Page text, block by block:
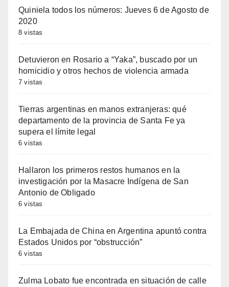
Quiniela todos los números: Jueves 6 de Agosto de
2020
8 vistas
Detuvieron en Rosario a “Yaka”, buscado por un
homicidio y otros hechos de violencia armada
7 vistas
Tierras argentinas en manos extranjeras: qué
departamento de la provincia de Santa Fe ya
supera el límite legal
6 vistas
Hallaron los primeros restos humanos en la
investigación por la Masacre Indígena de San
Antonio de Obligado
6 vistas
La Embajada de China en Argentina apuntó contra
Estados Unidos por “obstrucción”
6 vistas
Zulma Lobato fue encontrada en situación de calle